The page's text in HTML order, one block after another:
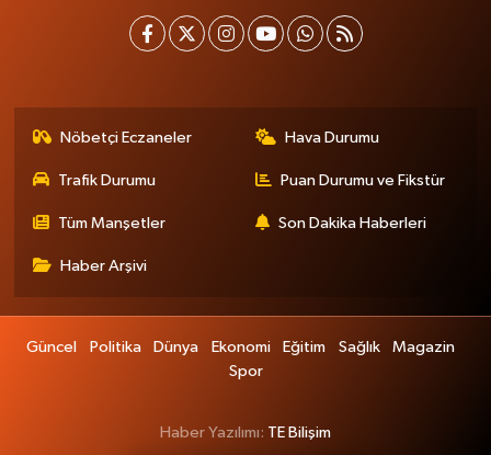
Nöbetçi Eczaneler Hava Durumu
Trafik Durumu Puan Durumu ve Fikstür
Tüm Manşetler Son Dakika Haberleri
Haber Arşivi
Güncel Politika Dünya Ekonomi Eğitim Sağlık
Magazin
Spor
Haber Yazılımı: TE Bilişim